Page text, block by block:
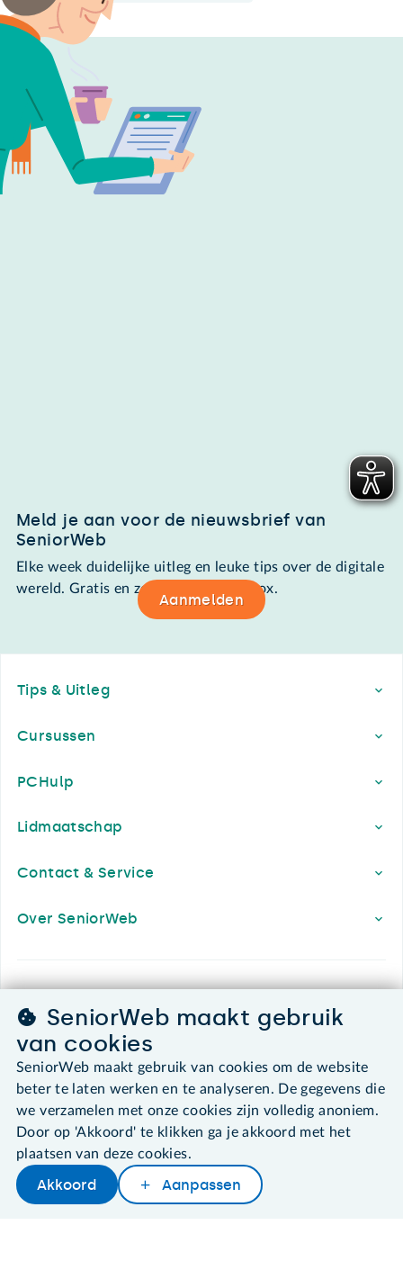
Later lezenDelenWoordenboek
Meld je aan voor de nieuwsbrief van
SeniorWeb
Elke week duidelijke uitleg en leuke tips over de digitale
wereld. Gratis en zomaar in de mailbox.
Aanmelden
Tips & Uitleg
Cursussen
PCHulp
Lidmaatschap
Contact & Service
Over SeniorWeb
SeniorWeb.
De computerhulp voor u.
030 - 276 99 65
leden@seniorweb.nl
©2026 SeniorWeb
Algemene voorwaarden
SeniorWeb maakt gebruik
van cookies
SeniorWeb maakt gebruik van cookies om de website
beter te laten werken en te analyseren. De gegevens die
we verzamelen met onze cookies zijn volledig anoniem.
Door op 'Akkoord' te klikken ga je akkoord met het
plaatsen van deze cookies.
Akkoord Aanpassen